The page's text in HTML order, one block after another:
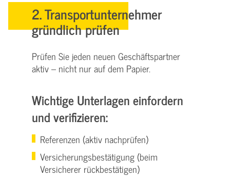
2. Transportunternehmer
gründlich prüfen
Prüfen Sie jeden neuen Geschäftspartner
aktiv – nicht nur auf dem Papier.
Wichtige Unterlagen einfordern
und verifizieren:
Referenzen (aktiv nachprüfen)
Versicherungsbestätigung (beim
Versicherer rückbestätigen)